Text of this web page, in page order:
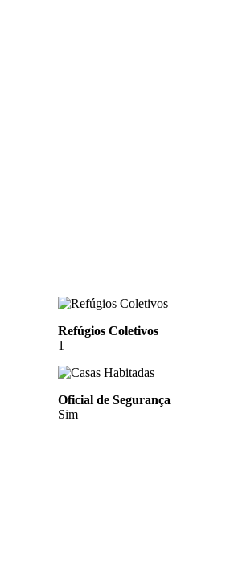
Refúgios Coletivos
1
Oficial de Segurança
Sim